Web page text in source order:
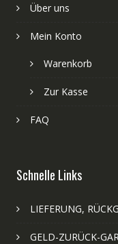
Über uns
Mein Konto
Warenkorb
Zur Kasse
FAQ
Schnelle Links
LIEFERUNG,
GELD-ZURÜCK-